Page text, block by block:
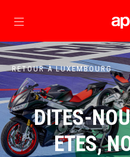
RETOUR À LUXEMBOURG
DITES-
ETES,